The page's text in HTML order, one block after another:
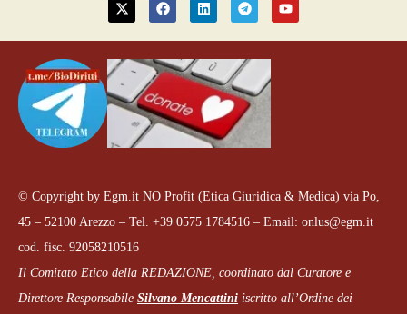
© Copyright by Egm.it NO Profit (Etica Giuridica & Medica) via Po,
45 – 52100 Arezzo – Tel. +39 0575 1784516 – Email: onlus@egm.it
cod. fisc. 92058210516
Il Comitato Etico della REDAZIONE, coordinato dal Curatore e
Direttore Responsabile Silvano Mencattini iscritto all’Ordine dei